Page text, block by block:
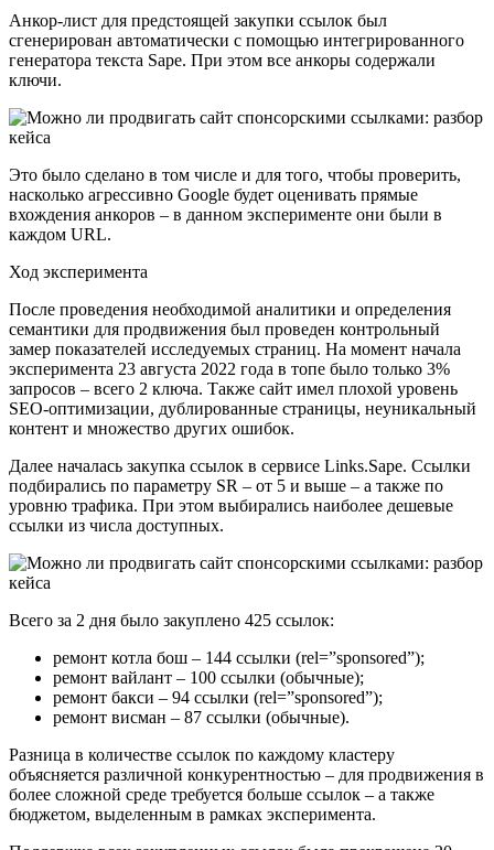
Анкор-лист для предстоящей закупки ссылок был
сгенерирован автоматически с помощью интегрированного
генератора текста Sape. При этом все анкоры содержали
ключи.
Это было сделано в том числе и для того, чтобы проверить,
насколько агрессивно Google будет оценивать прямые
вхождения анкоров – в данном эксперименте они были в
каждом URL.
Ход эксперимента
После проведения необходимой аналитики и определения
семантики для продвижения был проведен контрольный
замер показателей исследуемых страниц. На момент начала
эксперимента 23 августа 2022 года в топе было только 3%
запросов – всего 2 ключа. Также сайт имел плохой уровень
SEO-оптимизации, дублированные страницы, неуникальный
контент и множество других ошибок.
Далее началась закупка ссылок в сервисе Links.Sape. Ссылки
подбирались по параметру SR – от 5 и выше – а также по
уровню трафика. При этом выбирались наиболее дешевые
ссылки из числа доступных.
Всего за 2 дня было закуплено 425 ссылок:
ремонт котла бош – 144 ссылки (rel=”sponsored”);
ремонт вайлант – 100 ссылки (обычные);
ремонт бакси – 94 ссылки (rel=”sponsored”);
ремонт висман – 87 ссылки (обычные).
Разница в количестве ссылок по каждому кластеру
объясняется различной конкурентностью – для продвижения в
более сложной среде требуется больше ссылок – а также
бюджетом, выделенным в рамках эксперимента.